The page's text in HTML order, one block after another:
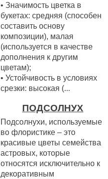
• Значимость цветка в
букетах: средняя (способен
составить основу
композиции), малая
(используется в качестве
дополнения к другим
цветам);
• Устойчивость в условиях
срезки: высокая (...
ПОДСОЛНУХ
Подсолнухи, используемые
во флористике – это
красивые цветы семейства
астровых, которые
относятся исключительно к
декоративным